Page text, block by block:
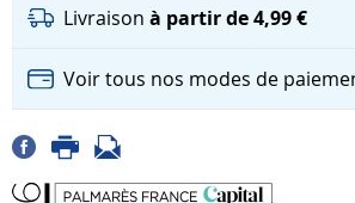
Livraison à partir de 4,99 €
Voir tous nos modes de